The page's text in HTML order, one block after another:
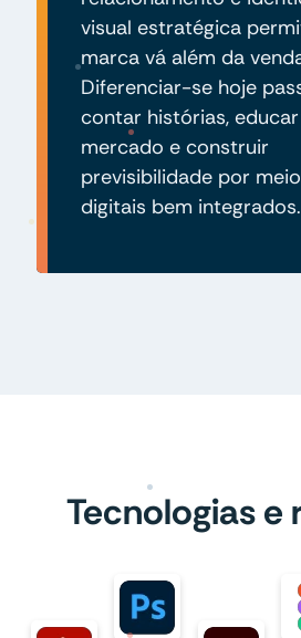
visual estratégica
marca vá além da
Diferenciar-se hoje
contar histórias,
mercado e construir
previsibilidade por
digitais bem integrados.
Tecnologias e